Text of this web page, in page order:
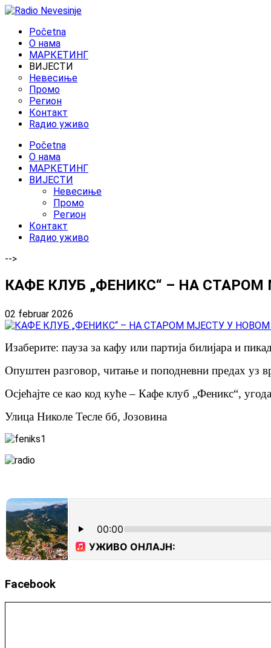
Početna
O нама
МАРКЕТИНГ
ВИЈЕСТИ
Невесиње
Промо
Регион
Контакт
Rадио уживо
Početna
O нама
МАРКЕТИНГ
ВИЈЕСТИ
Невесиње
Промо
Регион
Контакт
Rадио уживо
-->
КАФЕ КЛУБ „ФЕНИКС“ – НА
02 februar 2026
Изаберите: пауза за кафу или партија билијара и
Опуштен разговор, читање и поподневни предах уз
Осјећајте се као код куће – Кафе клуб „Феникс“,
Улица Николе Тесле бб, Јозовина
Facebook